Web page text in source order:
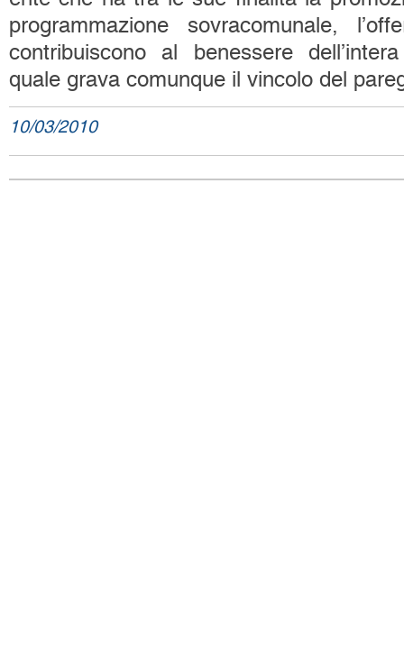
programmazione sovracomunale,
contribuiscono al benessere
quale grava comunque il vincolo del
10/03/2010